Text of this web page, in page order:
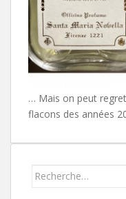
… Mais on peut
flacons des années
Search